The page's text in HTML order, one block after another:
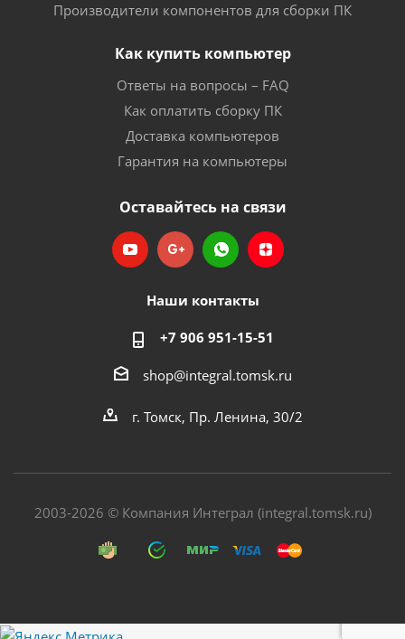
Производители компонентов для сборки ПК
Как купить компьютер
Ответы на вопросы – FAQ
Как оплатить сборку ПК
Доставка компьютеров
Гарантия на компьютеры
Оставайтесь на связи
Наши контакты
+7 906 951-15-51
shop@integral.tomsk.ru
г. Томск, Пр. Ленина, 30/2
2003-2026 © Компания Интеграл (integral.tomsk.ru)